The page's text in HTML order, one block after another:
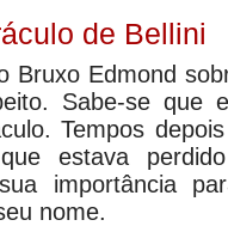
de Bellini
Bruxo Edmond
Sabe-se que
Tempos
estava
importância
nome.